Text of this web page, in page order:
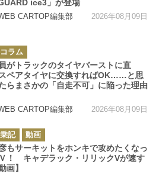
ice3」が登場
CARTOP編集部 2026年08月09日
ラム
がトラックのタイヤバーストに直
ペアタイヤに交換すればOK……と思
らまさかの「自走不可」に陥った理由
CARTOP編集部 2026年08月09日
記 動画
もサーキットをホンキで攻めたくなっ
！ キャデラック・リリックVが速す
画】